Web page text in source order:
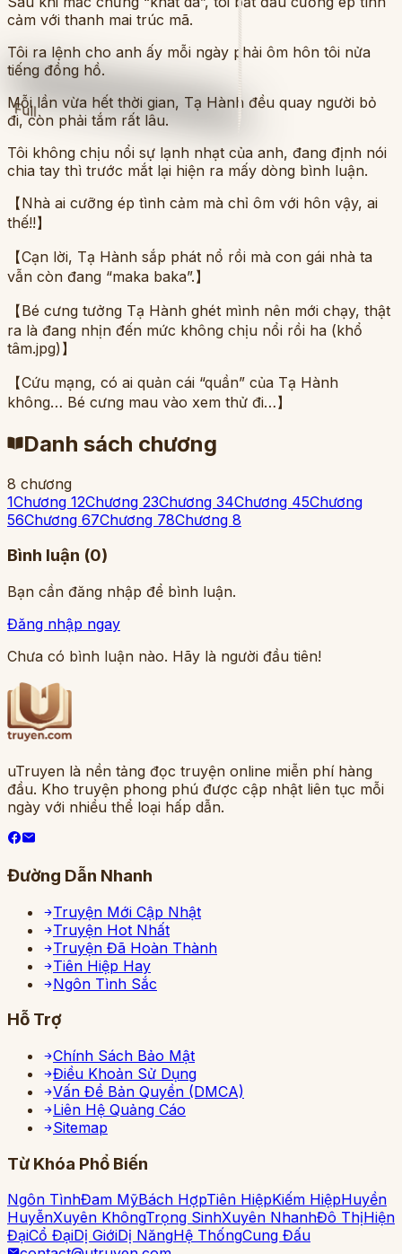
Full
cảm với thanh mai trúc mã.
Tôi ra lệnh cho anh ấy mỗi ngày phải ôm hôn tôi nửa
tiếng đồng hồ.
Mỗi lần vừa hết thời gian, Tạ Hành đều quay người bỏ
đi, còn phải tắm rất lâu.
Tôi không chịu nổi sự lạnh nhạt của anh, đang định nói
chia tay thì trước mắt lại hiện ra mấy dòng bình luận.
【Nhà ai cưỡng ép tình cảm mà chỉ ôm với hôn vậy, ai
thế!!】
【Cạn lời, Tạ Hành sắp phát nổ rồi mà con gái nhà ta
vẫn còn đang “maka baka”.】
【Bé cưng tưởng Tạ Hành ghét mình nên mới chạy, thật
ra là đang nhịn đến mức không chịu nổi rồi ha (khổ
tâm.jpg)】
【Cứu mạng, có ai quản cái “quần” của Tạ Hành
không… Bé cưng mau vào xem thử đi…】
Danh sách chương
8 chương
1Chương 12Chương 23Chương 34Chương 45Chương
56Chương 67Chương 78Chương 8
Bình luận (0)
Bạn cần đăng nhập để bình luận.
Đăng nhập ngay
Chưa có bình luận nào. Hãy là người đầu tiên!
uTruyen là nền tảng đọc truyện online miễn phí hàng
đầu. Kho truyện phong phú được cập nhật liên tục mỗi
ngày với nhiều thể loại hấp dẫn.
Đường Dẫn Nhanh
Truyện Mới Cập Nhật
Truyện Hot Nhất
Truyện Đã Hoàn Thành
Tiên Hiệp Hay
Ngôn Tình Sắc
Hỗ Trợ
Chính Sách Bảo Mật
Điều Khoản Sử Dụng
Vấn Đề Bản Quyền (DMCA)
Liên Hệ Quảng Cáo
Sitemap
Từ Khóa Phổ Biến
Ngôn TìnhĐam MỹBách HợpTiên HiệpKiếm HiệpHuyền
HuyễnXuyên KhôngTrọng SinhXuyên NhanhĐô ThịHiện
ĐạiCổ ĐạiDị GiớiDị NăngHệ ThốngCung Đấu